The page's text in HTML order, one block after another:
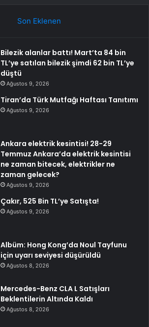
Son Eklenen
Bilezik alanlar battı! Mart’ta 84 bin
TL’ye satılan bilezik şimdi 62 bin TL’ye
düştü
Ağustos 9, 2026
Tiran’da Türk Mutfağı Haftası Tanıtımı
Ağustos 9, 2026
Ankara elektrik kesintisi! 28-29
Temmuz Ankara’da elektrik kesintisi
ne zaman bitecek, elektrikler ne
zaman gelecek?
Ağustos 9, 2026
Çakır, 525 Bin TL’ye Satışta!
Ağustos 9, 2026
Albüm: Hong Kong’da Noul Tayfunu
için uyarı seviyesi düşürüldü
Ağustos 8, 2026
Mercedes-Benz CLA L Satışları
Beklentilerin Altında Kaldı
Ağustos 8, 2026